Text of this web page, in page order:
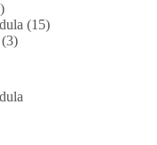
(15)